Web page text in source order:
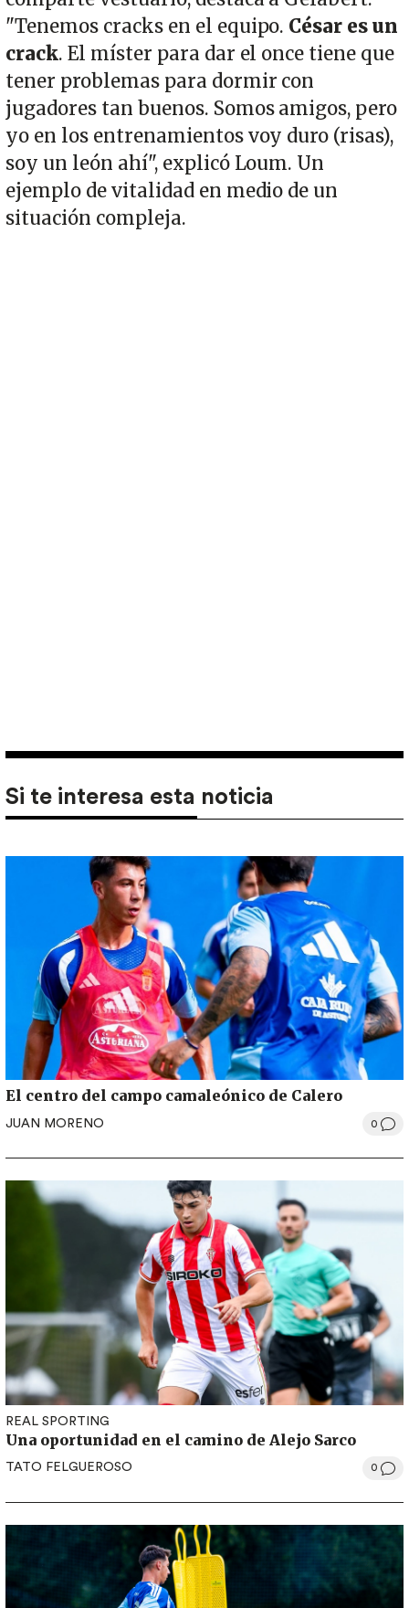
"Tenemos cracks en el equipo. César es un
crack. El míster para dar el once tiene que
tener problemas para dormir con
jugadores tan buenos. Somos amigos, pero
yo en los entrenamientos voy duro (risas),
soy un león ahí", explicó Loum. Un
ejemplo de vitalidad en medio de un
situación compleja.
Si te interesa esta noticia
El centro del campo camaleónico de Calero
JUAN MORENO 0
REAL SPORTING
Una oportunidad en el camino de Alejo Sarco
TATO FELGUEROSO 0